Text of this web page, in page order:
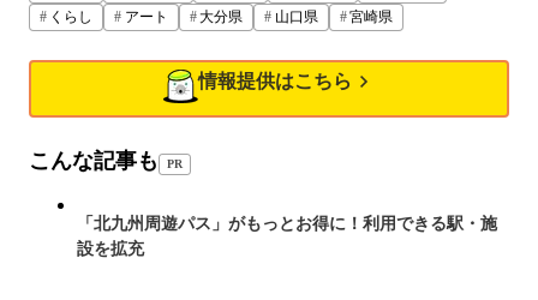
くらし
アート 大分県 山口県 宮崎県
情報提供はこちら
こんな記事も PR
「北九州周遊パス」がもっとお得に！利用できる駅・施
設を拡充